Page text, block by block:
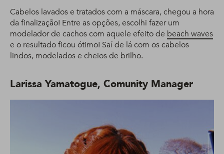
Cabelos lavados e tratados com a máscara, chegou a hora
da finalização! Entre as opções, escolhi fazer um
modelador de cachos com aquele efeito de beach waves
e o resultado ficou ótimo! Saí de lá com os cabelos
lindos, modelados e cheios de brilho.
Larissa Yamatogue, Comunity Manager